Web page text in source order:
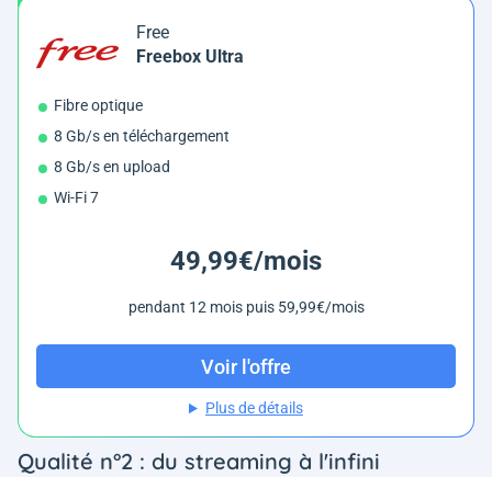
Free
Freebox Ultra
Fibre optique
8 Gb/s en téléchargement
8 Gb/s en upload
Wi-Fi 7
49,99€/mois
pendant 12 mois puis 59,99€/mois
Voir l'offre
Plus de détails
Qualité n°2 : du streaming à l'infini